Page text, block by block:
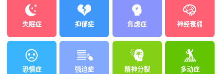
失眠症 抑郁症 焦虑症 神经衰弱
恐惧症 强迫症 精神分裂 多动症